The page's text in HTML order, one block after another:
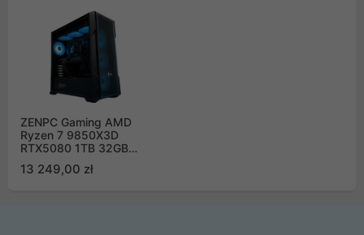
ZENPC Gaming AMD
Ryzen 7 9850X3D
RTX5080 1TB 32GB
13 249,00 zł